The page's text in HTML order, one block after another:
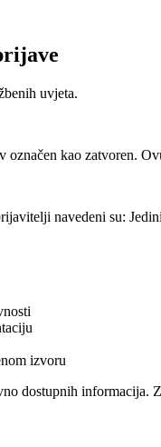
uvjeta.
označen kao zatvoren.
navedeni su:
izvoru
dostupnih